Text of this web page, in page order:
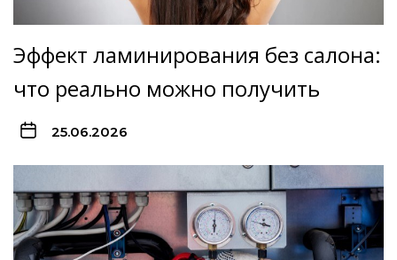
Эффект ламинирования без салона:
что реально можно получить
25.06.2026